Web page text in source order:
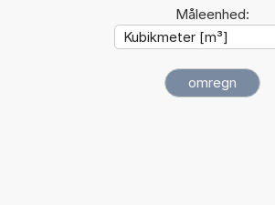
Måleenhed: